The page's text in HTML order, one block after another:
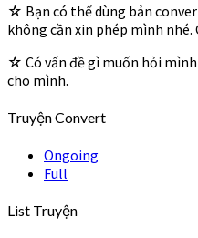
☆ Bạn có thể dùng bản
không cần xin phép mình
☆ Có vấn đề gì muốn hỏi
cho mình.
Truyện Convert
Ongoing
Full
List Truyện